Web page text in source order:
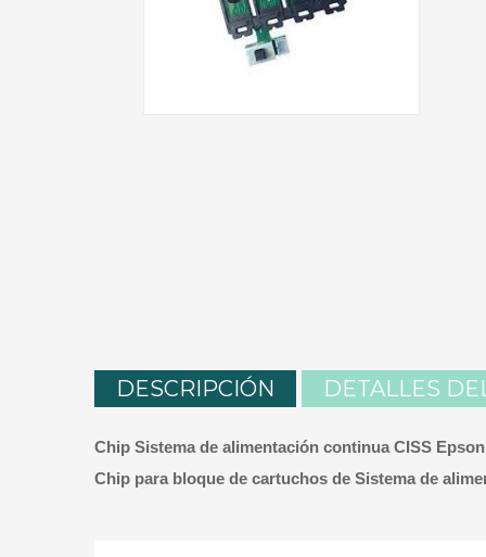
DESCRIPCIÓN DETALLES
Chip Sistema de alimentación continua CISS Epson
Chip para bloque de cartuchos de Sistema de